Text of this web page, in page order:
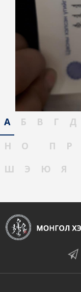
А Б В Г Д
Н
О П Р
Ш
Э Ю Я